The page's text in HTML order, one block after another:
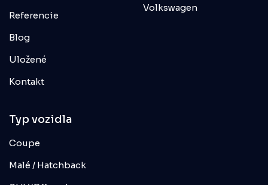
Referencie
Blog
Uložené
Kontakt
Volkswagen
Typ vozidla
Coupe
Malé / Hatchback